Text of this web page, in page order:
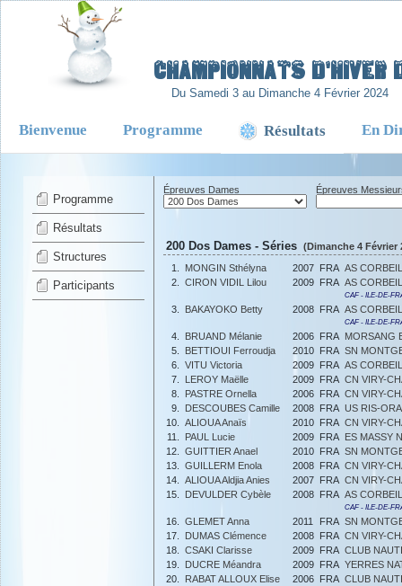
Championnats d'Hiver
Du Samedi 3 au Dimanche 4 Février 2024
Bienvenue Programme Résultats En
Programme
Résultats
Structures
Participants
Épreuves Dames Épreuves
200 Dos Dames - Séries (Dimanche 4 Février
1.
MONGIN Sthélyna 2007 FRA AS
2.
CIRON VIDIL Lilou 2009 FRA AS
CAF - ILE-DE-
3. BAKAYOKO Betty 2008 FRA AS
CAF - ILE-DE-
4. BRUAND Mélanie 2006 FRA MORSANG
5.
BETTIOUI Ferroudja 2010 FRA SN
6.
VITU Victoria 2009 FRA AS
7.
LEROY Maëlle 2009 FRA CN VIRY-
8.
PASTRE Ornella 2006 FRA CN VIRY-
9.
DESCOUBES Camille 2008 FRA US RIS-
10.
ALIOUA Anaïs 2010 FRA CN VIRY-
11.
PAUL Lucie 2009 FRA ES MASSY
12.
GUITTIER Anael 2010 FRA SN
13.
GUILLERM Enola 2008 FRA CN VIRY-
14.
ALIOUA Aldjia Anies 2007 FRA CN VIRY-
15.
DEVULDER Cybèle 2008 FRA AS
CAF - ILE-DE-
16. GLEMET Anna 2011 FRA SN
17.
DUMAS Clémence 2008 FRA CN VIRY-
18.
CSAKI Clarisse 2009 FRA CLUB
19.
DUCRE Méandra 2009 FRA YERRES
20.
RABAT ALLOUX Elise 2006 FRA CLUB